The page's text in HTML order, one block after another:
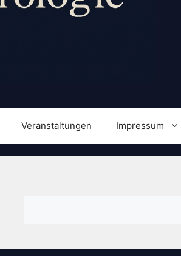
Veranstaltungen Impressum